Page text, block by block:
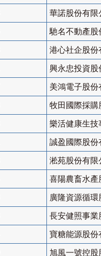
華諾股份有限
馳名不動產股
港心社企股份
興永忠投資股
美鴻電子股份
牧田國際採購
樂活健康生技
誠盈國際股份
淞苑股份有限
喜陽農畜水產
廣隆資源循環
長安健照事業
寶糖能源股份
旭風一號控股